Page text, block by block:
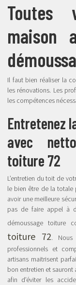
Toutes
maison
Il faut bien réaliser la
les rénovations. Les
les compétences
Entretenez
avec
toiture 72
L’entretien du toit de
le bien être de la totale
avoir une meilleure
pas de faire appel à
démoussage toiture
toiture 72. Nous
professionnels et
artisans maitrisent
bon entretien et sauront
afin d’éviter les